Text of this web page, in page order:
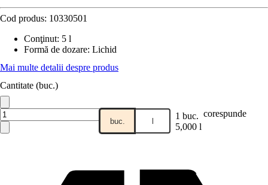
Cod produs: 10330501
Conţinut: 5 l
Formă de dozare: Lichid
Mai multe detalii despre produs
Cantitate (buc.)
buc. l 1 buc. corespunde
5,000 l